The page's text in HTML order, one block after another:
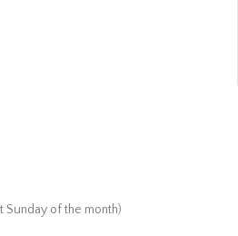
Sunday of the month)